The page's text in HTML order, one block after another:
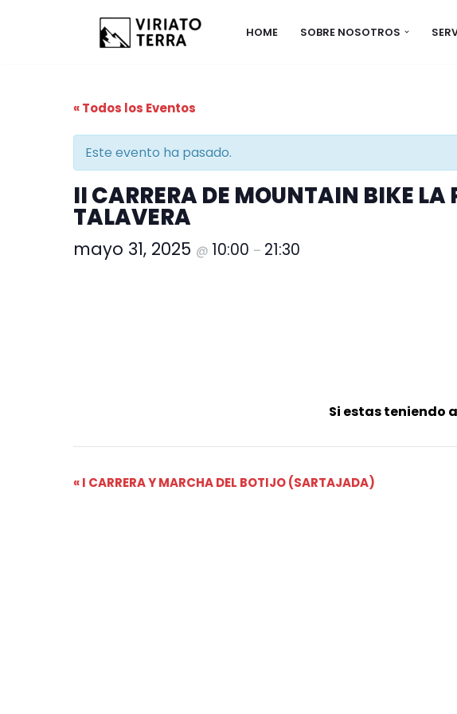
HOME SOBRE NOSOTROS
« Todos los Eventos
Este evento ha pasado.
II CARRERA DE MOUNTAIN BIKE LA
TALAVERA
mayo 31, 2025 @ 10:00 – 21:30
Si estas teniendo
Navegación
«I CARRERA Y MARCHA DEL BOTIJO (SARTAJADA)